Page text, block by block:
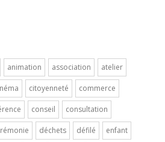
animation association atelier
citoyenneté commerce
conseil consultation
déchets défilé enfant